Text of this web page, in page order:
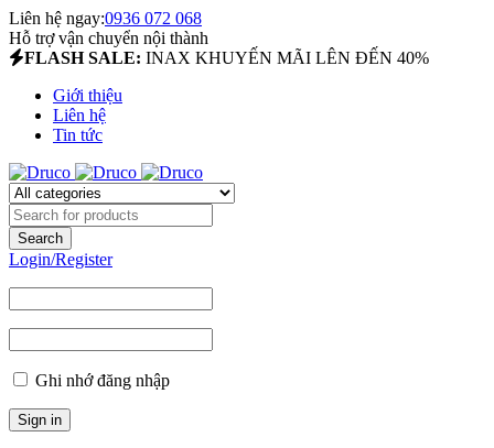
Liên hệ ngay:0936 072 068
Hỗ trợ vận chuyển nội thành
FLASH SALE: INAX KHUYẾN MÃI LÊN ĐẾN 40%
Giới thiệu
Liên hệ
Tin tức
Login/Register
Ghi nhớ đăng nhập